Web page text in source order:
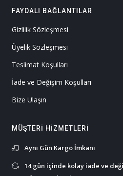
FAYDALI BAĞLANTILAR
Gizlilik Sözleşmesi
Üyelik Sözleşmesi
Teslimat Koşulları
İade ve Değişim Koşulları
Bize Ulaşın
MÜŞTERI HIZMETLERI
Aynı Gün Kargo İmkanı
14 gün içinde kolay iade ve